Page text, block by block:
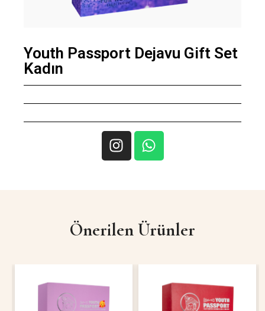
Youth Passport Dejavu Gift Set
Kadın
Önerilen Ürünler